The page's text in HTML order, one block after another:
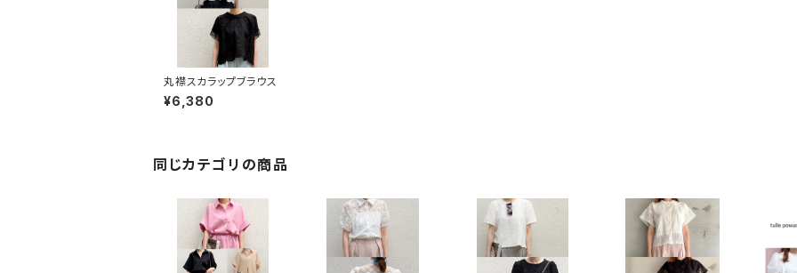
丸襟スカラップブラウス
¥6,380
同じカテゴリの商品